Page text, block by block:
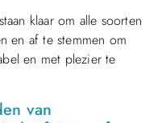
klaar om alle soorten
en af te stemmen om
en met plezier te
van